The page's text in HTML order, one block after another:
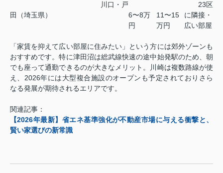
川口・戸
田（埼玉県）
6〜8万
円
11〜15
万円
23区
に隣接・
広い部屋
「家賃を抑えて広い部屋に住みたい」という方には郊外ゾーンも
おすすめです。特に津田沼は総武線快速の途中始発駅のため、朝
でも座って通勤できるのが大きなメリット。川崎は複数路線が使
え、2026年には大型複合施設のオープンも予定されておりさら
なる発展が期待されるエリアです。
関連記事：
【2026年最新】省エネ基準強化が不動産市場に与える衝撃と、
賢い家選びの新常識